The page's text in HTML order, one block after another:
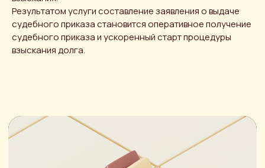
Результатом услуги составление заявления о выдаче
судебного приказа становится оперативное получение
судебного приказа и ускоренный старт процедуры
взыскания долга.
консультацию
Оставьте свои данные — мы
свяжемся с вами в течение рабочего